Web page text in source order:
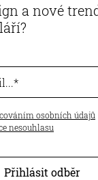
a nové
osobních údajů
nesouhlasu
Přihlásit odběr